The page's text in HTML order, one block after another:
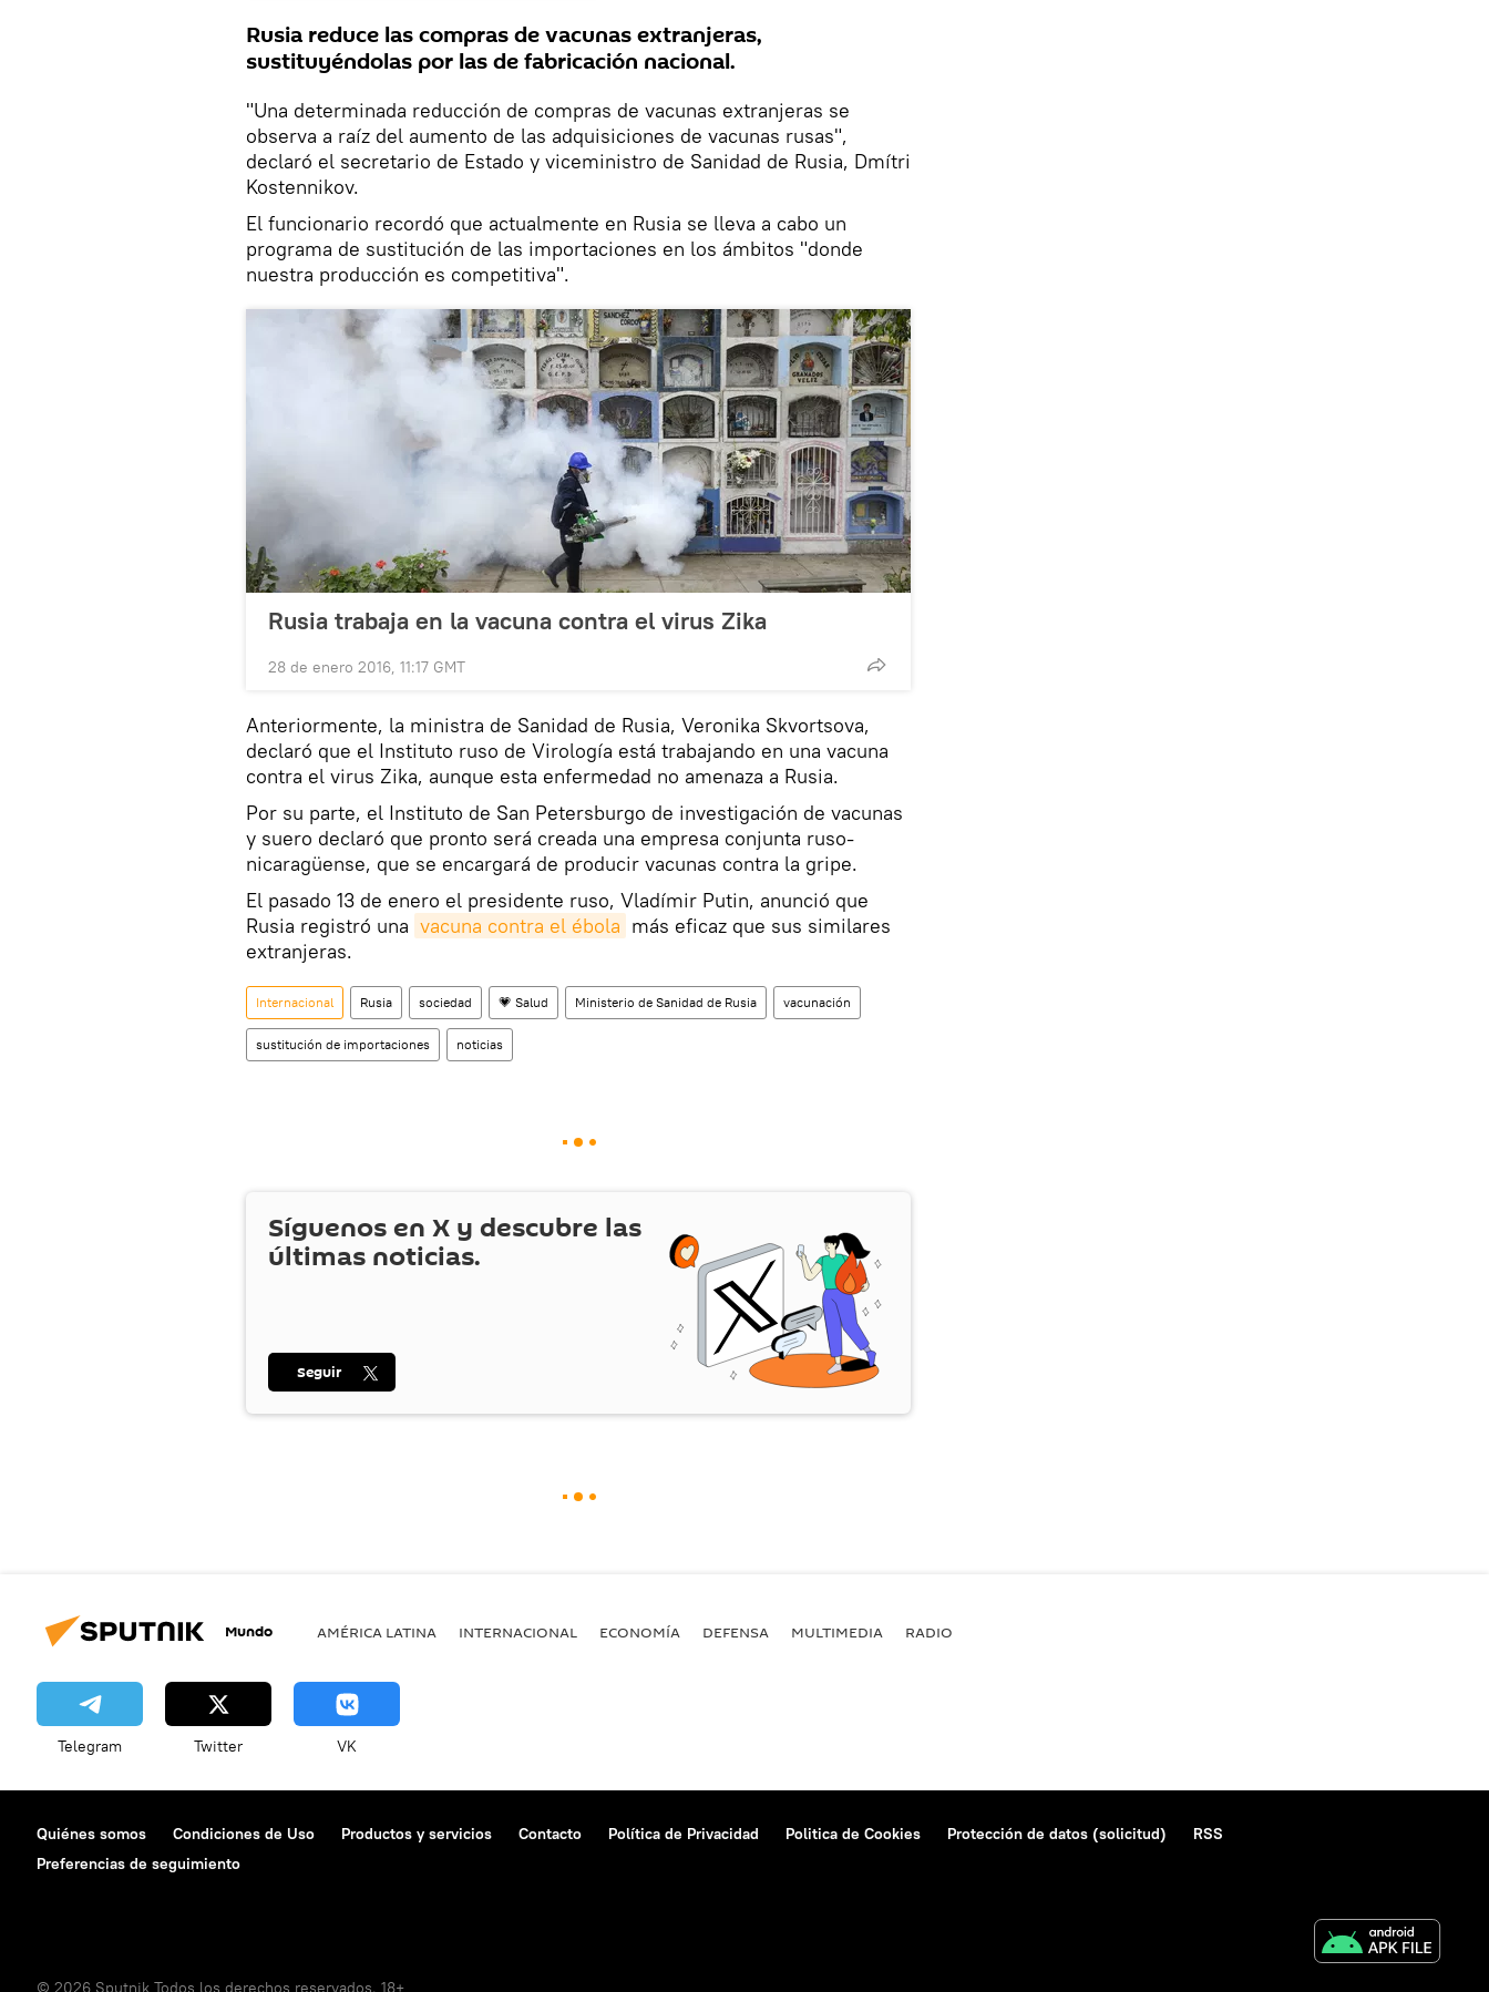
Rusia reduce las compras de vacunas extranjeras,
sustituyéndolas por las de fabricación nacional.
"Una determinada reducción de compras de vacunas extranjeras se
observa a raíz del aumento de las adquisiciones de vacunas rusas",
declaró el secretario de Estado y viceministro de Sanidad de Rusia, Dmítri
Kostennikov.
El funcionario recordó que actualmente en Rusia se lleva a cabo un
programa de sustitución de las importaciones en los ámbitos "donde
nuestra producción es competitiva".
Rusia trabaja en la vacuna contra el virus Zika
28 de enero 2016, 11:17 GMT
Anteriormente, la ministra de Sanidad de Rusia, Veronika Skvortsova,
declaró que el Instituto ruso de Virología está trabajando en una vacuna
contra el virus Zika, aunque esta enfermedad no amenaza a Rusia.
Por su parte, el Instituto de San Petersburgo de investigación de vacunas
y suero declaró que pronto será creada una empresa conjunta ruso-
nicaragüense, que se encargará de producir vacunas contra la gripe.
El pasado 13 de enero el presidente ruso, Vladímir Putin, anunció que
Rusia registró una vacuna contra el ébola más eficaz que sus similares
extranjeras.
Internacional Rusia sociedad 💗 Salud Ministerio de Sanidad de Rusia vacunación
sustitución de importaciones noticias
Síguenos en X y descubre las
últimas noticias.
Seguir
Mundo AMÉRICA LATINA INTERNACIONAL ECONOMÍA DEFENSA MULTIMEDIA RADIO
Telegram Twitter VK
Quiénes somos Condiciones de Uso Productos y servicios Contacto Política de Privacidad Politica de Cookies Protección de datos (solicitud)
RSS
Preferencias de seguimiento